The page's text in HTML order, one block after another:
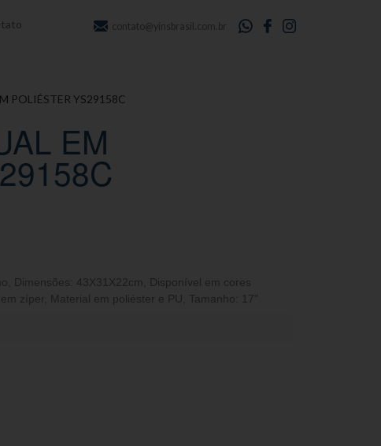
contato@yinsbrasil.com.br
POLIÉSTER YS29158C
EM
Dimensões: 43X31X22cm
Disponível em cores
zíper Material em poliéster e PU Tamanho: 17"